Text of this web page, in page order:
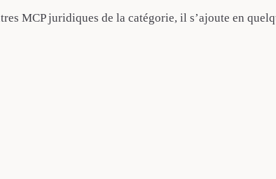
MCP juridiques de la catégorie, il s’ajoute en